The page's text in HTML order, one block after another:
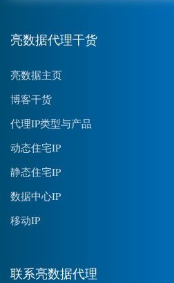
亮数据代理干货
亮数据主页
博客干货
代理IP类型与产品
动态住宅IP
静态住宅IP
数据中心IP
移动IP
联系亮数据代理